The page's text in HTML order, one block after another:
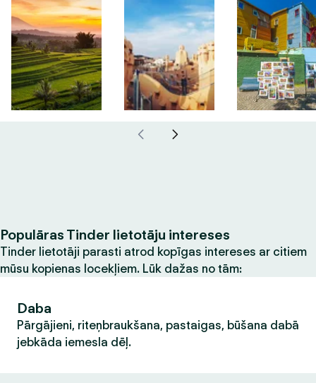
Populāras Tinder lietotāju intereses
Tinder lietotāji parasti atrod kopīgas intereses ar citiem
mūsu kopienas locekļiem. Lūk dažas no tām:
Daba
Pārgājieni, riteņbraukšana, pastaigas, būšana dabā
jebkāda iemesla dēļ.